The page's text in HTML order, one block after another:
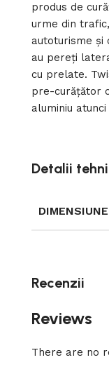
produs de
urme din
autoturisme și
au pereți
cu prelate.
pre-curățător
aluminiu
Detalii
DIMENSIUNE
Recenzii
Reviews
There are no